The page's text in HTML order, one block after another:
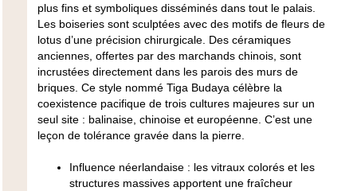
plus fins et symboliques disséminés dans tout le palais.
Les boiseries sont sculptées avec des motifs de fleurs de
lotus d’une précision chirurgicale. Des céramiques
anciennes, offertes par des marchands chinois, sont
incrustées directement dans les parois des murs de
briques. Ce style nommé Tiga Budaya célèbre la
coexistence pacifique de trois cultures majeures sur un
seul site : balinaise, chinoise et européenne. C’est une
leçon de tolérance gravée dans la pierre.
Influence néerlandaise : les vitraux colorés et les
structures massives apportent une fraîcheur